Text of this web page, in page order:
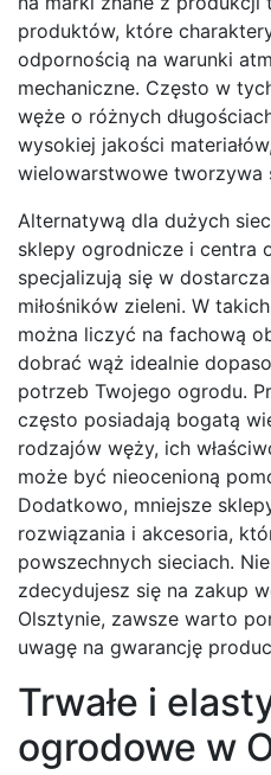
produktów, które
odpornością na warunki
mechaniczne. Często w
węże o różnych
wysokiej jakości
wielowarstwowe tworzywa
Alternatywą dla dużych
sklepy ogrodnicze i centra
specjalizują się w
miłośników zieleni. W
można liczyć na fachową
dobrać wąż idealnie
potrzeb Twojego ogrodu.
często posiadają bogatą
rodzajów węży, ich
może być nieocenioną
Dodatkowo, mniejsze
rozwiązania i akcesoria,
powszechnych sieciach.
zdecydujesz się na zakup
Olsztynie, zawsze warto
uwagę na gwarancję
Trwałe i
ogrodowe w